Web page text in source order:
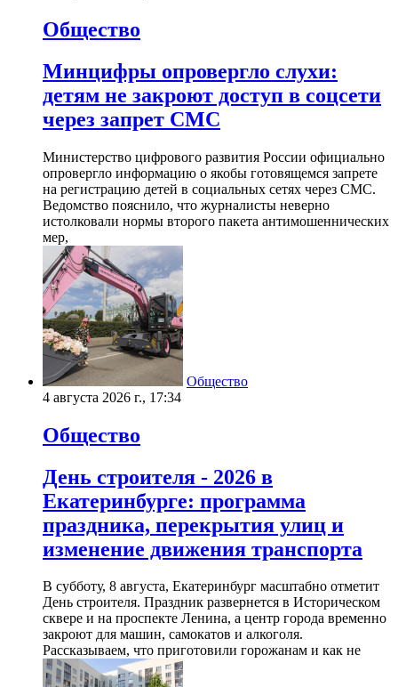
Общество
Минцифры опровергло слухи:
детям не закроют доступ в соцсети
через запрет СМС
Министерство цифрового развития России официально
опровергло информацию о якобы готовящемся запрете
на регистрацию детей в социальных сетях через СМС.
Ведомство пояснило, что журналисты неверно
истолковали нормы второго пакета антимошеннических
мер,
Общество
4 августа 2026 г., 17:34
Общество
День строителя - 2026 в
Екатеринбурге: программа
праздника, перекрытия улиц и
изменение движения транспорта
В субботу, 8 августа, Екатеринбург масштабно отметит
День строителя. Праздник развернется в Историческом
сквере и на проспекте Ленина, а центр города временно
закроют для машин, самокатов и алкоголя.
Рассказываем, что приготовили горожанам и как не